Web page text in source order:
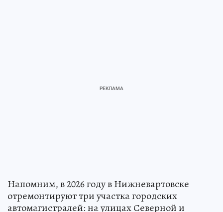
Напомним, в 2026 году в Нижневартовске
отремонтируют три участка городских
автомагистралей: на улицах Северной и